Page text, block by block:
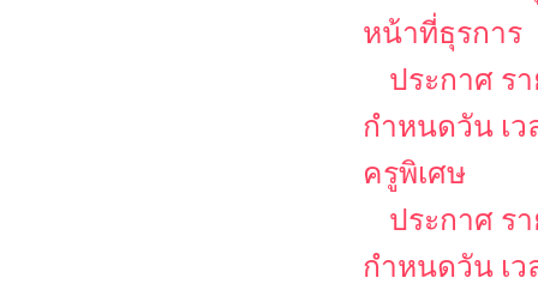
หน้าที่ธุรการ
ประกาศ ร
กำหนดวัน เ
ครูพิเศษ
ประกาศ ร
กำหนดวัน เ